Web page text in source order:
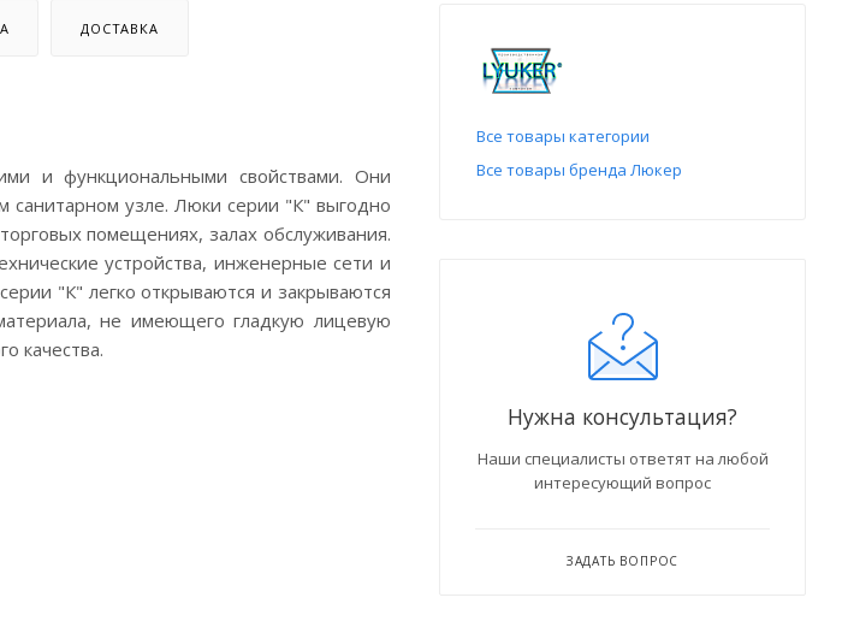
ДОСТАВКА
и функциональными свойствами. Они
санитарном узле. Люки серии "К" выгодно
помещениях, залах обслуживания.
устройства, инженерные сети и
"К" легко открываются и закрываются
не имеющего гладкую лицевую
качества.
Все товары категории
Все товары бренда Люкер
Нужна консультация?
Наши специалисты ответят на любой
интересующий вопрос
ЗАДАТЬ ВОПРОС